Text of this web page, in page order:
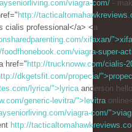
viagra-com/ -
http://
cialis professional</a> <a
xifaxan/
foodfhonebook.com/viagra-super-
href=" http://trucknoww.com/cialis-
dkgetsfit.com/propecia/
lyrica/">lyricaanderson
generic-levitra/">levitra
viagra-com/
http://